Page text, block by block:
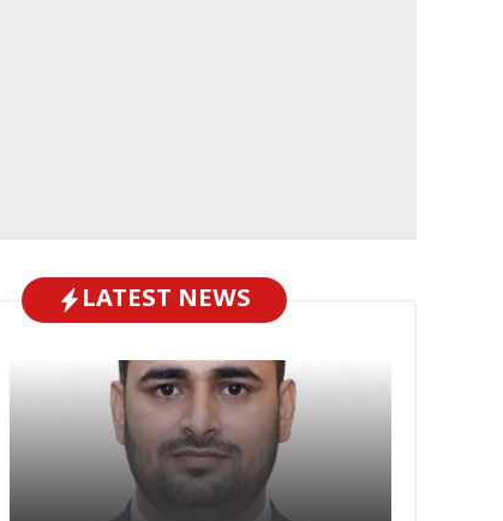
LATEST NEWS